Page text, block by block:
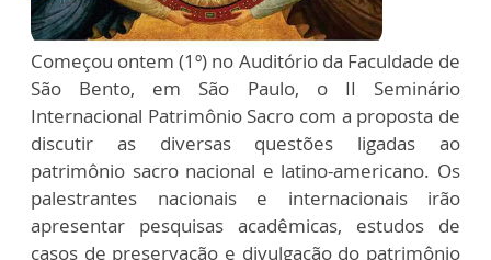
Começou ontem (1º) no Auditório da Faculdade de
São Bento, em São Paulo, o II Seminário
Internacional Patrimônio Sacro com a proposta de
discutir as diversas questões ligadas ao
patrimônio sacro nacional e latino-americano. Os
palestrantes nacionais e internacionais irão
apresentar pesquisas acadêmicas, estudos de
casos de preservação e divulgação do patrimônio